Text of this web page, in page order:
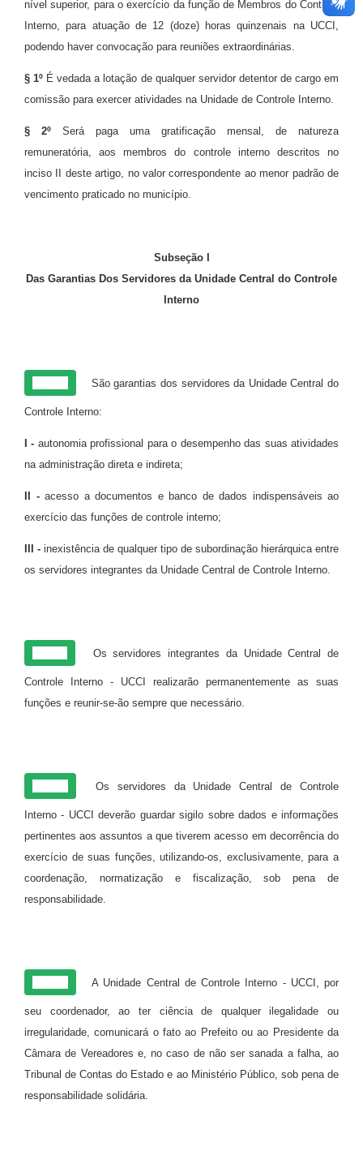
nível superior, para o exercício da função de Membros do Controle
Interno, para atuação de 12 (doze) horas quinzenais na UCCI,
podendo haver convocação para reuniões extraordinárias.
§ 1º É vedada a lotação de qualquer servidor detentor de cargo em
comissão para exercer atividades na Unidade de Controle Interno.
§ 2º Será paga uma gratificação mensal, de natureza
remuneratória, aos membros do controle interno descritos no
inciso II deste artigo, no valor correspondente ao menor padrão de
vencimento praticado no município.
Subseção I
Das Garantias Dos Servidores da Unidade Central do Controle
Interno
São garantias dos servidores da Unidade Central do
Controle Interno:
I - autonomia profissional para o desempenho das suas atividades
na administração direta e indireta;
II -acesso a documentos e banco de dados indispensáveis ao
exercício das funções de controle interno;
III - inexistência de qualquer tipo de subordinação hierárquica entre
os servidores integrantes da Unidade Central de Controle Interno.
Os servidores integrantes da Unidade Central de
Controle Interno - UCCI realizarão permanentemente as suas
funções e reunir-se-ão sempre que necessário.
Os servidores da Unidade Central de Controle
Interno - UCCI deverão guardar sigilo sobre dados e informações
pertinentes aos assuntos a que tiverem acesso em decorrência do
exercício de suas funções, utilizando-os, exclusivamente, para a
coordenação, normatização e fiscalização, sob pena de
responsabilidade.
A Unidade Central de Controle Interno - UCCI, por
seu coordenador, ao ter ciência de qualquer ilegalidade ou
irregularidade, comunicará o fato ao Prefeito ou ao Presidente da
Câmara de Vereadores e, no caso de não ser sanada a falha, ao
Tribunal de Contas do Estado e ao Ministério Público, sob pena de
responsabilidade solidária.